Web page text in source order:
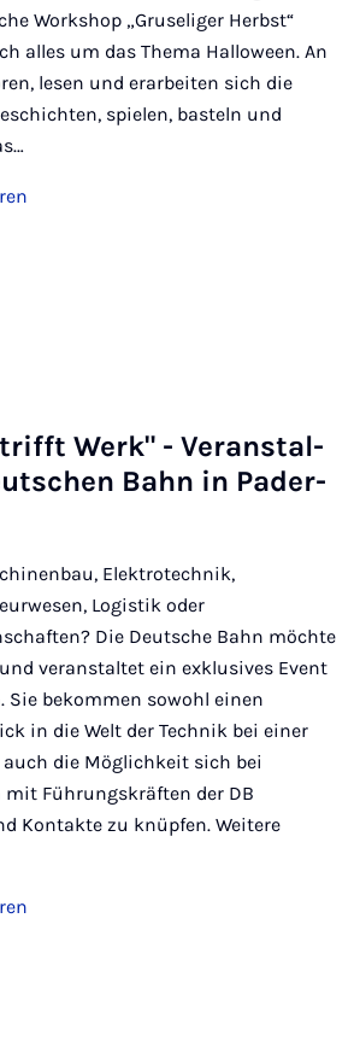
Workshop „Gruseliger Herbst“
alles um das Thema Halloween. An
lesen und erarbeiten sich die
spielen, basteln und
Werk" - Ver­an­stal­
Bahn in Pa­der­
Elektrotechnik,
Logistik oder
Die Deutsche Bahn möchte
veranstaltet ein exklusives Event
Sie bekommen sowohl einen
in die Welt der Technik bei einer
die Möglichkeit sich bei
mit Führungskräften der DB
Kontakte zu knüpfen. Weitere